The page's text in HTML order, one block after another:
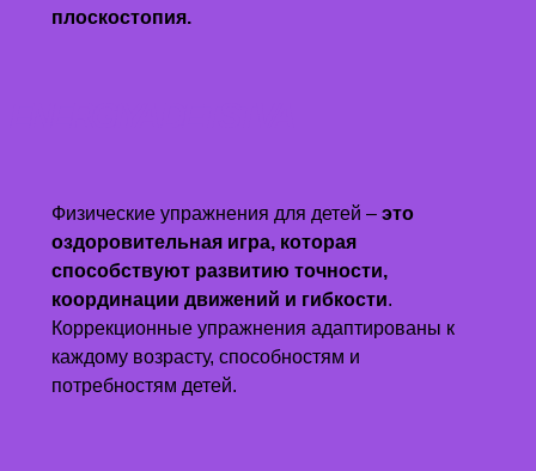
плоскостопия.
Физические упражнения для детей – это
оздоровительная игра, которая
способствуют развитию точности,
координации движений и гибкости.
Коррекционные упражнения адаптированы к
каждому возрасту, способностям и
потребностям детей.